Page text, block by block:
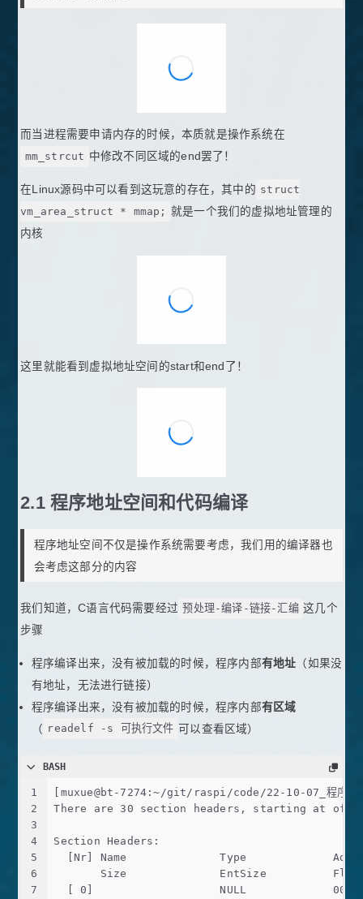
而当进程需要申请内存的时候，本质就是操作系统在
mm_strcut 中修改不同区域的end罢了！
在Linux源码中可以看到这玩意的存在，其中的 struct
vm_area_struct * mmap;
就是一个我们的虚拟地址管理的
内核
这里就能看到虚拟地址空间的start和end了！
2.1 程序地址空间和代码编译
程序地址空间不仅是操作系统需要考虑，我们用的编译器也
会考虑这部分的内容
我们知道，C语言代码需要经过 预处理-编译-链接-汇编 这几个
步骤
程序编译出来，没有被加载的时候，程序内部有地址 （如果没
有地址，无法进行链接）
程序编译出来，没有被加载的时候，程序内部有区域
（ readelf -s 可执行文件 可以查看区域）
BASH
1
2
3
4
5
6
7
[muxue@bt-7274:~/git/raspi/code/22-10-07_程序
There are 30 section headers, starting at
Section Headers:
[Nr] Name              Type
Size              EntSize
[ 0]                   NULL